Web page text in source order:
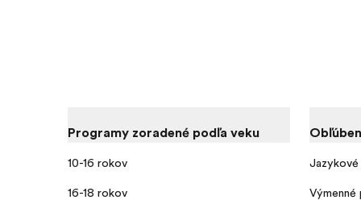
Programy zoradené podľa veku
10-16 rokov
16-18 rokov